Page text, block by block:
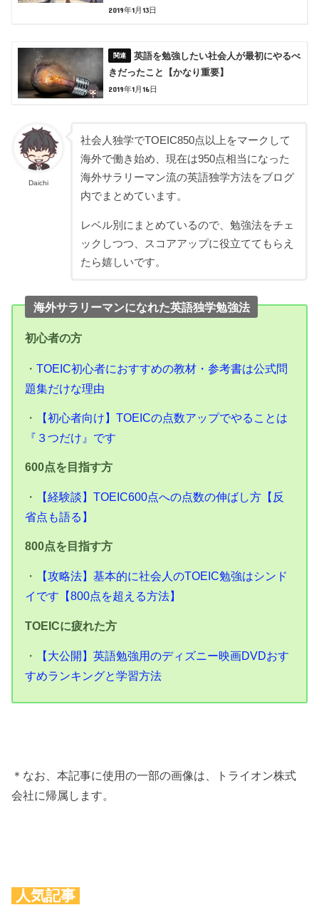
2019年1月13日
英語を勉強したい社会人が最初にやるべ
きだったこと【かなり重要】
2019年1月16日
Daichi
社会人独学でTOEIC850点以上をマークして
海外で働き始め、現在は950点相当になった
海外サラリーマン流の英語独学方法をブログ
内でまとめています。
レベル別にまとめているので、勉強法をチェ
ックしつつ、スコアアップに役立ててもらえ
たら嬉しいです。
海外サラリーマンになれた英語独学勉強法
初心者の方
・TOEIC初心者におすすめの教材・参考書は公式問
題集だけな理由
・
【初心者向け】TOEICの点数アップでやることは
『３つだけ』です
600点を目指す方
・
【経験談】TOEIC600点への点数の伸ばし方【反
省点も語る】
800点を目指す方
・
【攻略法】基本的に社会人のTOEIC勉強はシンド
イです【800点を超える方法】
TOEICに疲れた方
・
【大公開】英語勉強用のディズニー映画DVDおす
すめランキングと学習方法
＊なお、本記事に使用の一部の画像は、トライオン株式
会社に帰属します。
人気記事